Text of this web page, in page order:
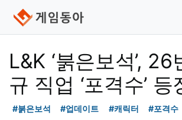
L&K ‘붉은보석’, 26
규 직업 ‘포격수’ 등
#붉은보석 #업데이트 #캐릭터 #포격수